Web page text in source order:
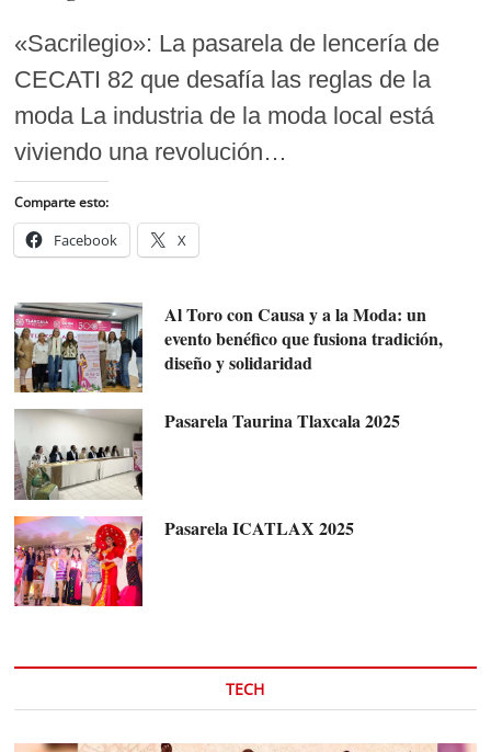
«Sacrilegio»: La pasarela de lencería de
CECATI 82 que desafía las reglas de la
moda La industria de la moda local está
viviendo una revolución…
Comparte esto:
Facebook X
Al Toro con Causa y a la Moda: un
evento benéfico que fusiona tradición,
diseño y solidaridad
Pasarela Taurina Tlaxcala 2025
Pasarela ICATLAX 2025
TECH